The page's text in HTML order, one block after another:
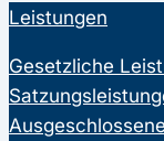
Leistungen
Gesetzliche